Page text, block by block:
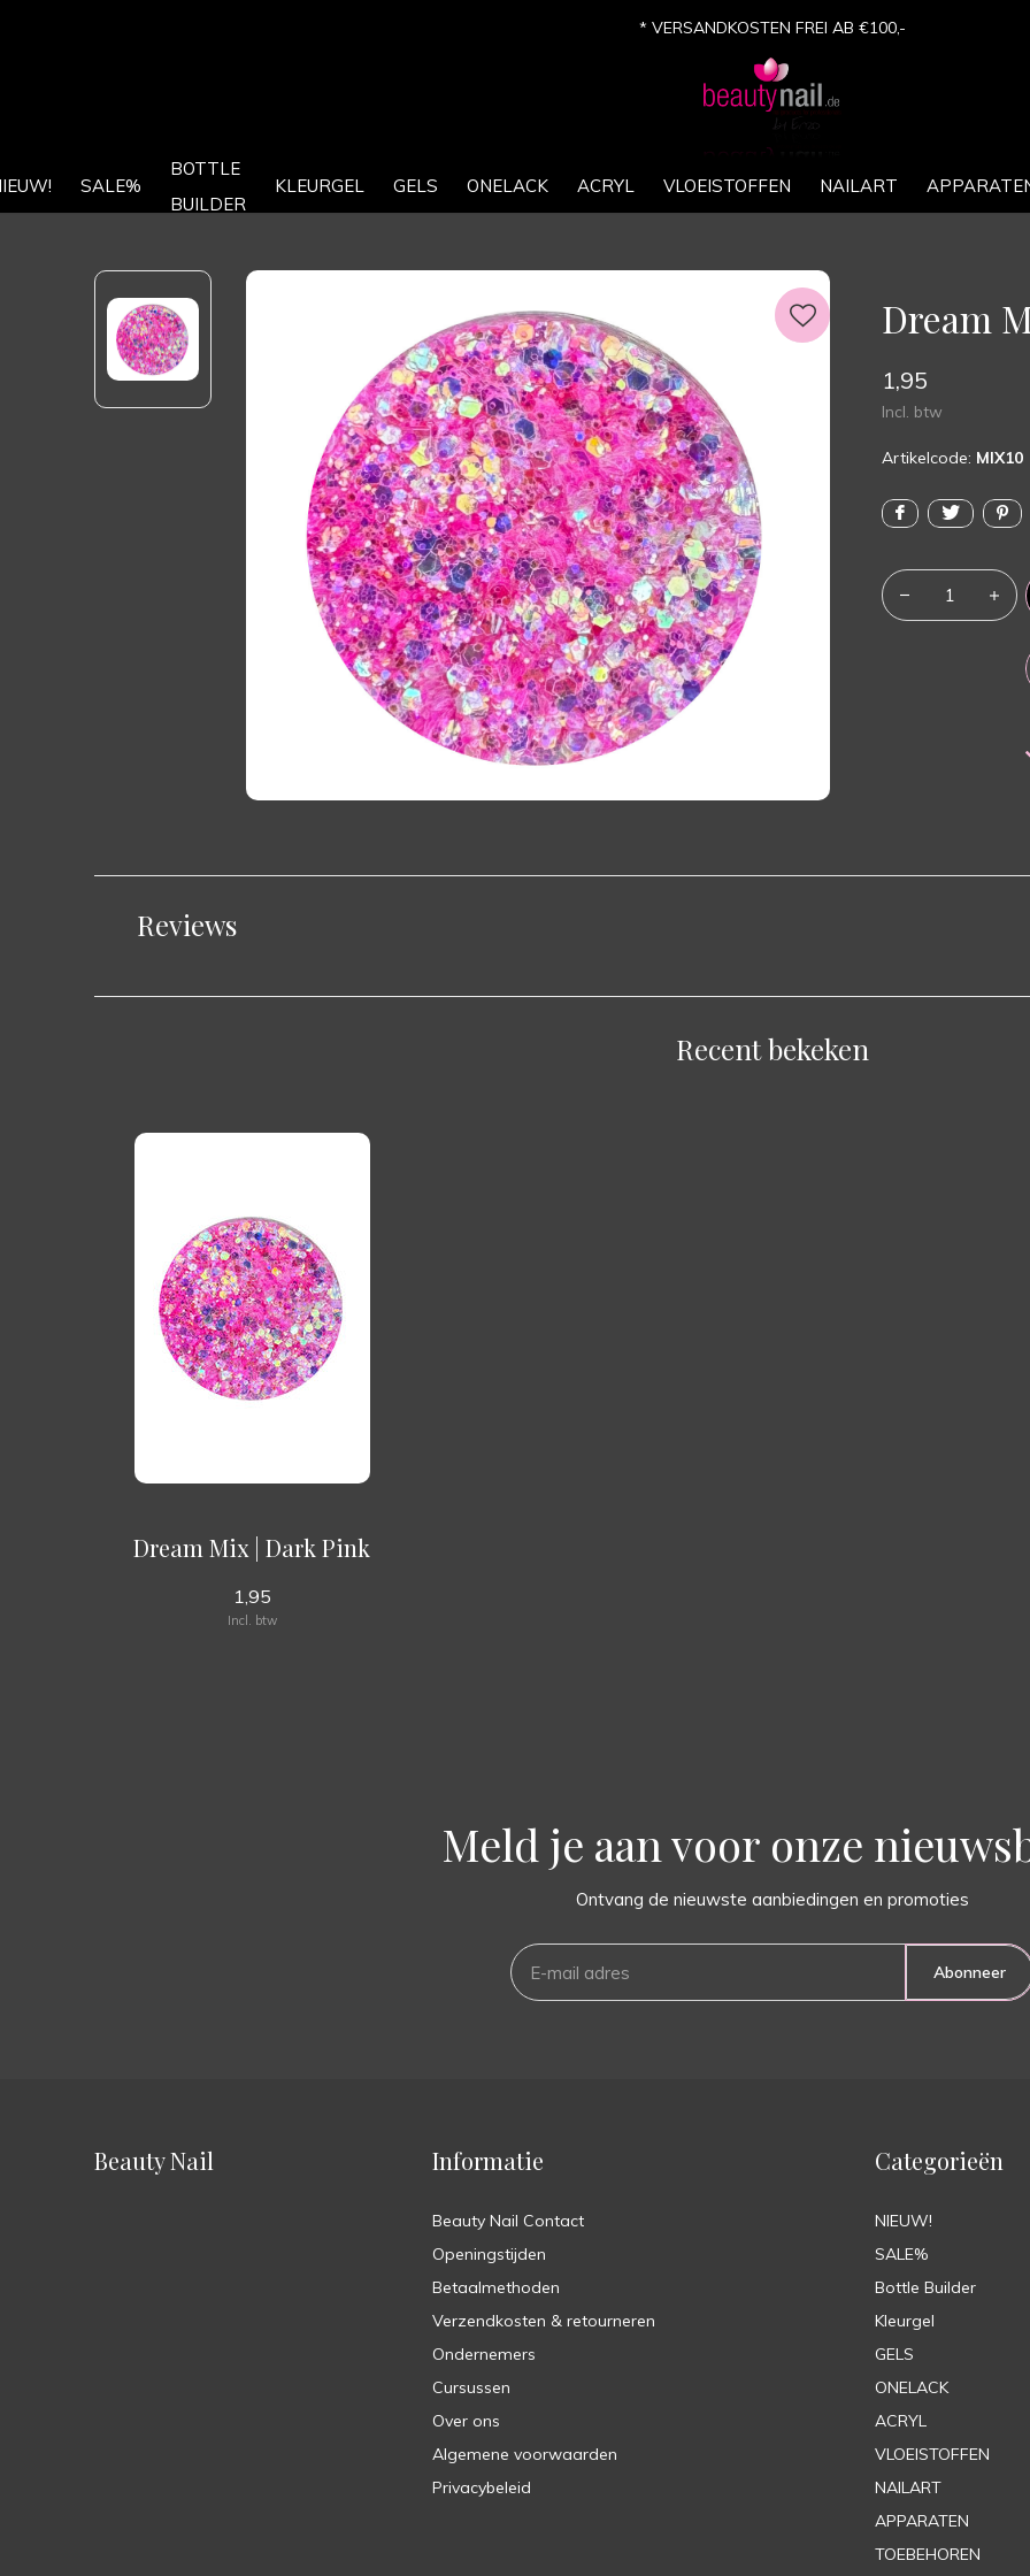
SALE%
BOTTLE
BUILDER
KLEURGEL GELS ONELACK ACRYL VLOEISTOFFEN NAILART
* VERSANDKOSTEN FREI AB €100,-
Dream
1,95
Incl. btw
Artikelcode: MIX10
Reviews
Recent bekeken
Dream Mix | Dark Pink
1,95
Incl. btw
Meld je aan voor onze
Ontvang de nieuwste aanbiedingen en promoties
Abonneer
Beauty Nail Informatie
Beauty Nail Contact
Openingstijden
Betaalmethoden
Verzendkosten & retourneren
Ondernemers
Cursussen
Over ons
Algemene voorwaarden
Privacybeleid
Categorieën
NIEUW!
SALE%
Bottle Builder
Kleurgel
GELS
ONELACK
ACRYL
VLOEISTOFFEN
NAILART
APPARATEN
TOEBEHOREN